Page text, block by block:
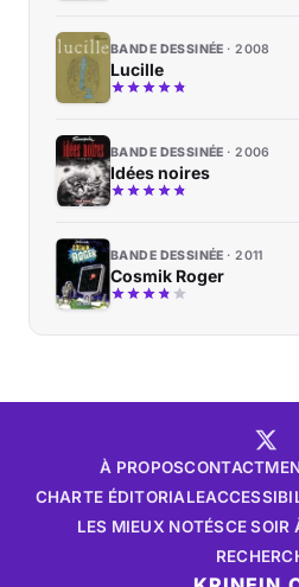
BANDE DESSINÉE 2008
Lucille
BANDE DESSINÉE 2006
Idées noires
BANDE DESSINÉE 2011
Cosmik Roger
À PROPOSCONTACT
CHARTE ÉDITORIALE
LES MIEUX NOTÉSCE SOIR